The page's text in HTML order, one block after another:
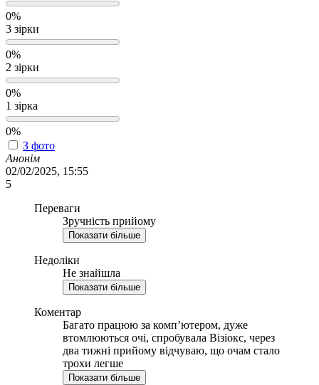
0%
3 зірки
0%
2 зірки
0%
1 зірка
0%
З фото
Анонім
02/02/2025, 15:55
5
Переваги
Зручність прийому
Показати більше
Недоліки
Не знайшла
Показати більше
Коментар
Багато працюю за комп’ютером, дуже
втомлюються очі, спробувала Візіокс, через
два тижні прийому відчуваю, що очам стало
трохи легше
Показати більше